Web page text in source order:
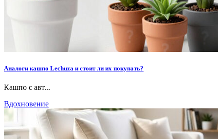
Аналоги кашпо Lechuza и стоит ли их покупать?
Кашпо с авт...
Вдохновение